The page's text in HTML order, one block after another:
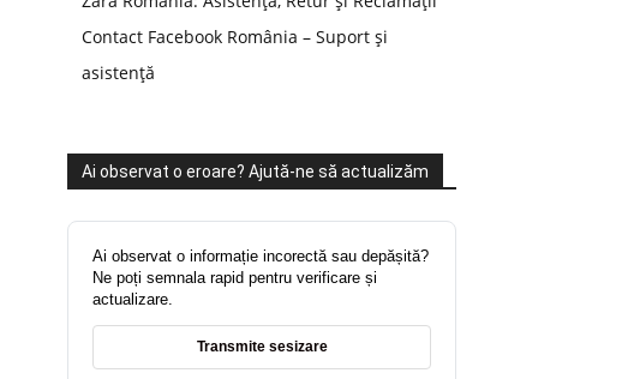
Contact Facebook România – Suport și
asistență
Ai observat o eroare? Ajută-ne să actualizăm
Ai observat o informație incorectă sau depășită?
Ne poți semnala rapid pentru verificare și
actualizare.
Transmite sesizare